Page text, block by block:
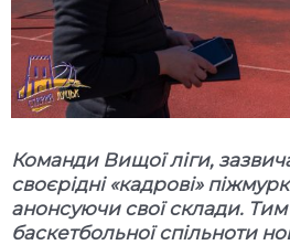
Команди Вищої ліги,
своєрідні «кадрові»
анонсуючи свої склади.
баскетбольної спільноти